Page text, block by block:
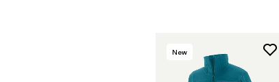
New